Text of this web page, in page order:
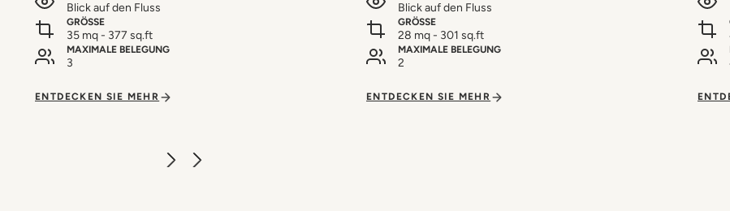
Blick auf den Fluss
GRÖSSE
35 mq - 377 sq.ft
MAXIMALE BELEGUNG
3
ENTDECKEN SIE MEHR
Blick auf den Fluss
GRÖSSE
28 mq - 301 sq.ft
MAXIMALE BELEGUNG
2
ENTDECKEN SIE MEHR